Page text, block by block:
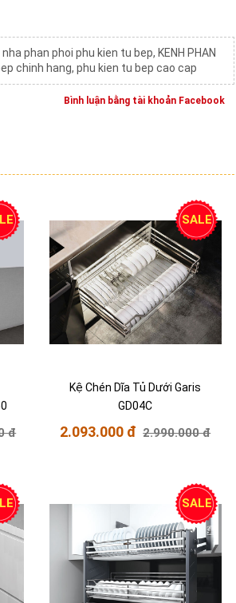
nha phan phoi phu kien tu bep, KENH PHAN
chinh hang, phu kien tu bep cao cap
Bình luận bằng tài khoản Facebook
đ
SALE
Kệ Chén Dĩa Tủ Dưới Garis
GD04C
2.093.000 đ 2.990.000 đ
SALE